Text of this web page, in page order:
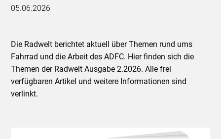
05.06.2026
Die Radwelt berichtet aktuell über Themen rund ums
Fahrrad und die Arbeit des ADFC. Hier finden sich die
Themen der Radwelt Ausgabe 2.2026. Alle frei
verfügbaren Artikel und weitere Informationen sind
verlinkt.